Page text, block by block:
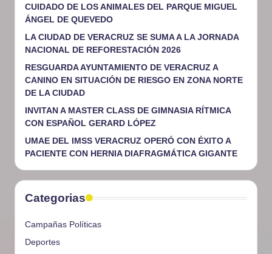
CUIDADO DE LOS ANIMALES DEL PARQUE MIGUEL
ÁNGEL DE QUEVEDO
LA CIUDAD DE VERACRUZ SE SUMA A LA JORNADA
NACIONAL DE REFORESTACIÓN 2026
RESGUARDA AYUNTAMIENTO DE VERACRUZ A
CANINO EN SITUACIÓN DE RIESGO EN ZONA NORTE
DE LA CIUDAD
INVITAN A MASTER CLASS DE GIMNASIA RÍTMICA
CON ESPAÑOL GERARD LÓPEZ
UMAE DEL IMSS VERACRUZ OPERÓ CON ÉXITO A
PACIENTE CON HERNIA DIAFRAGMÁTICA GIGANTE
Categorias
Campañas Políticas
Deportes